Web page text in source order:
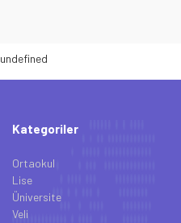
undefined
Kategoriler
Ortaokul
Lise
Üniversite
Veli